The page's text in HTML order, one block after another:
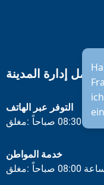
عمل إدارة المدينة
التوفر عبر الهاتف
الفتح أو الإغلاق الأخرى
مغلق: صباحاً
خدمة المواطن
الفتح أو الإغلاق الأخرى
مغلق: صباحاً